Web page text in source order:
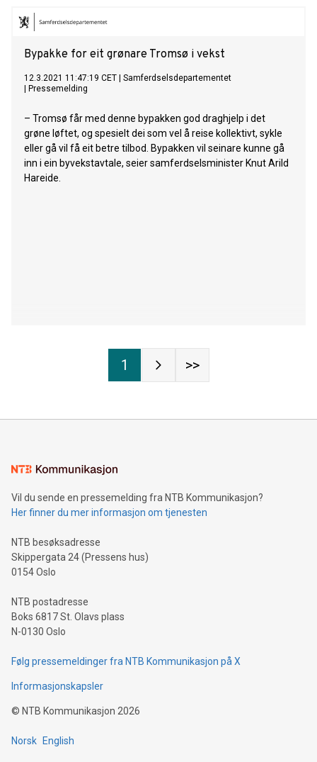
Bypakke for eit grønare Tromsø i vekst
12.3.2021 11:47:19 CET
Samferdselsdepartementet
Pressemelding
– Tromsø får med denne bypakken god draghjelp i det
grøne løftet, og spesielt dei som vel å reise kollektivt, sykle
eller gå vil få eit betre tilbod. Bypakken vil seinare kunne gå
inn i ein byvekstavtale, seier samferdselsminister Knut Arild
Hareide.
1 >>
Vil du sende en pressemelding fra NTB Kommunikasjon?
Her finner du mer informasjon om tjenesten
NTB besøksadresse
Skippergata 24 (Pressens hus)
0154 Oslo
NTB postadresse
Boks 6817 St. Olavs plass
N-0130 Oslo
Følg pressemeldinger fra NTB Kommunikasjon på X
Informasjonskapsler
© NTB Kommunikasjon 2026
Norsk English